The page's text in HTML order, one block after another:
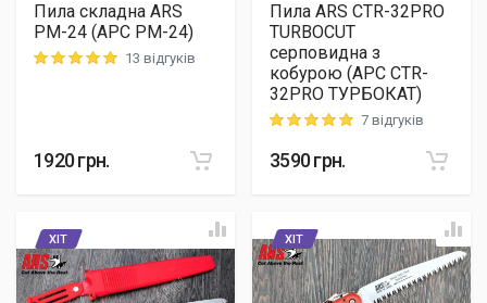
Пила складна ARS
PM-24 (АРС PM-24)
Rating: 5 out of 513 відгуків
1920грн.
Пила ARS CTR-32PRO
TURBOCUT
серповидна з
кобурою (АРС CTR-
32PRO ТУРБОКАТ)
Rating: 5 out of 57 відгуків
3590грн.
ХІТ ХІТ